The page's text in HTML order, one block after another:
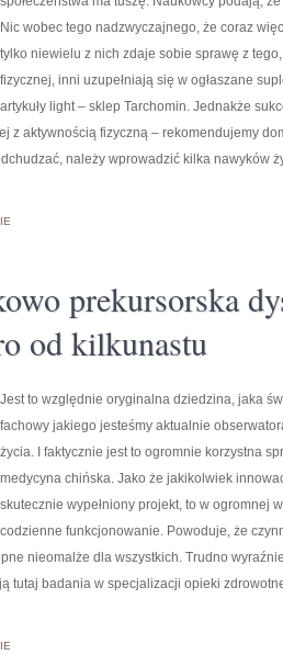
Nic wobec tego nadzwyczajnego, że coraz
tylko niewielu z nich zdaje sobie sprawę z
fizycznej, inni uzupełniają się w ogłaszane
artykuły light – sklep Tarchomin. Jednakże
z aktywnością fizyczną – rekomendujemy
należy wprowadzić kilka nawyków
prekursorska
od kilkunastu
Jest to względnie oryginalna dziedzina, jaka
fachowy jakiego jesteśmy aktualnie
życia. I faktycznie jest to ogromnie korzystna
medycyna chińska. Jako że jakikolwiek
skutecznie wypełniony projekt, to w ogromnej
codzienne funkcjonowanie. Powoduje, że
nieomalże dla wszystkich. Trudno
tutaj badania w specjalizacji opieki